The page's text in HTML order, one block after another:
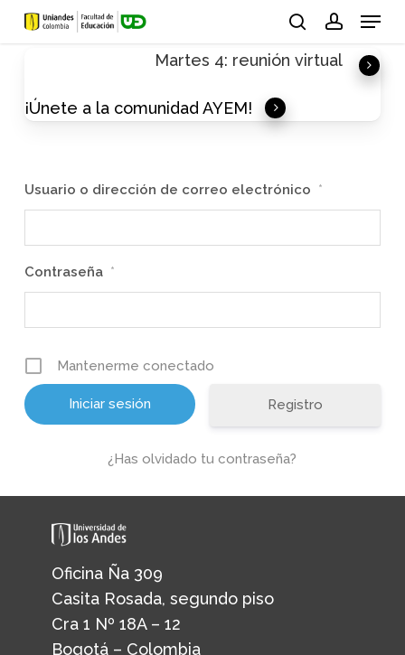
Skip
Menu
Martes 4: reunión virtual
¡Únete a la comunidad AYEM!
Usuario o dirección de correo electrónico *
Contraseña *
Mantenerme conectado
Registro
¿Has olvidado tu contraseña?
Oficina Ña 309
Casita Rosada, segundo piso
Cra 1 Nº 18A – 12
Bogotá – Colombia